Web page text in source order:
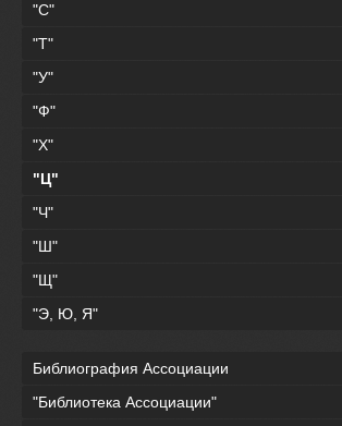
"С"
"Т"
"У"
"Ф"
"Х"
"Ц"
"Ч"
"Ш"
"Щ"
"Э, Ю, Я"
Библиография Ассоциации
"Библиотека Ассоциации"